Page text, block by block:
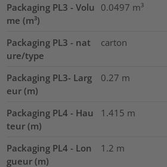
Packaging PL3 - Volu
me (m³)
0.0497 m³
Packaging PL3 - nat
ure/type
carton
Packaging PL3- Larg
eur (m)
0.27 m
Packaging PL4 - Hau
teur (m)
1.415 m
Packaging PL4 - Lon
gueur (m)
1.2 m